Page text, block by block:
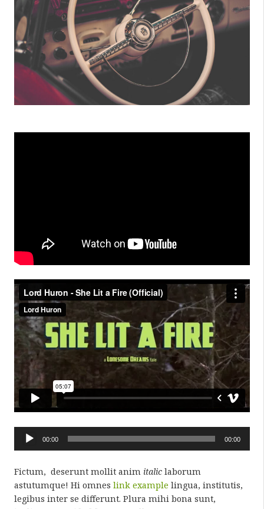
Audio
Player
00:00 00:00
Fictum, deserunt mollit anim italic laborum
astutumque! Hi omnes link example lingua, institutis,
legibus inter se differunt. Plura mihi bona sunt,